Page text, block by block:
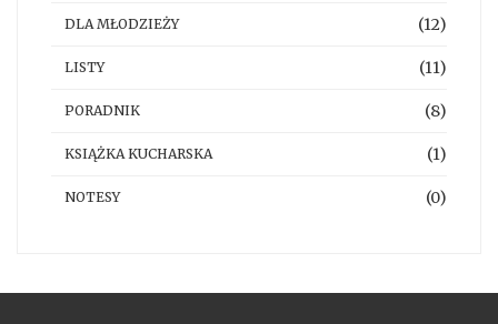
DLA MŁODZIEŻY (12)
LISTY (11)
PORADNIK (8)
KSIĄŻKA KUCHARSKA (1)
NOTESY (0)